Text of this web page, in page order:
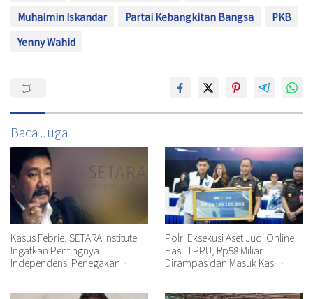
Muhaimin Iskandar
Partai Kebangkitan Bangsa
PKB
Yenny Wahid
Baca Juga
Kasus Febrie, SETARA Institute
Ingatkan Pentingnya
Independensi Penegakan
Polri Eksekusi Aset Judi Online
Hasil TPPU, Rp58 Miliar
Dirampas dan Masuk Kas